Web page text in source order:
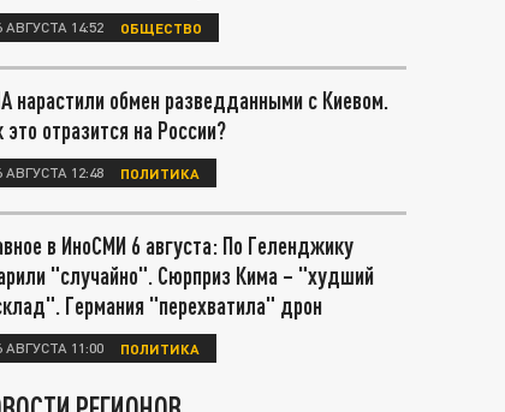
АВГУСТА 14:52 ОБЩЕСТВО
нарастили обмен разведданными с Киевом.
это отразится на России?
АВГУСТА 12:48 ПОЛИТИКА
в ИноСМИ 6 августа: По Геленджику
"случайно". Сюрприз Кима – "худший
Германия "перехватила" дрон
АВГУСТА 11:00 ПОЛИТИКА